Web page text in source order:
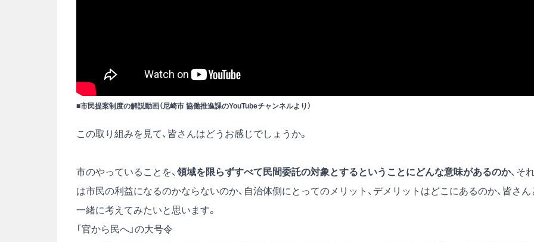
■市民提案制度の解説動画（尼崎市 協働推進課のYouTubeチャンネルより）
この取り組みを見て、皆さんはどうお感じでしょうか。
市のやっていることを、 領域を限らずすべて民間委託の対象とするということにどんな意味があるのか、そ
は市民の利益になるのかならないのか、自治体側にとってのメリット、デメリットはどこにあるのか、皆さん
一緒に考えてみたいと思います。
「官から民へ」の大号令